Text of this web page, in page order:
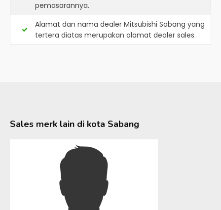
pemasarannya.
Alamat dan nama dealer Mitsubishi Sabang yang
tertera diatas merupakan alamat dealer sales.
Sales merk lain di kota Sabang